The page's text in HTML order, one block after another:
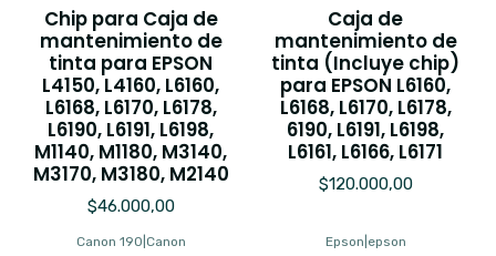
Chip para Caja de
mantenimiento de
tinta para EPSON
L4150, L4160, L6160,
L6168, L6170, L6178,
L6190, L6191, L6198,
M1140, M1180, M3140,
M3170, M3180, M2140
$46.000,00
Caja de
mantenimiento de
tinta (Incluye chip)
para EPSON L6160,
L6168, L6170, L6178,
6190, L6191, L6198,
L6161, L6166, L6171
$120.000,00
Canon 190 Canon Epson epson